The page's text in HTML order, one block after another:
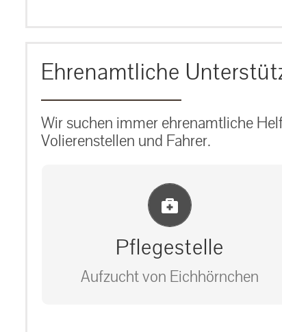
Ehrenamtliche
Wir suchen immer ehrenamtliche
Volierenstellen und Fahrer.
Pflegestelle
Aufzucht von Eichhörnchen
Einlernung und Infos